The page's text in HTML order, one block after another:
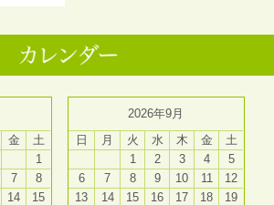
金
土
1
7
8
14
15
2026年9月
日
月 火 水 木 金
土
1
2 3 4
5
6
7 8 9 10 11
12
13
14 15 16 17 18
19